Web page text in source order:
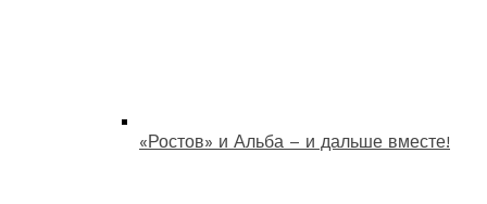
«Ростов» и Альба – и дальше вместе!